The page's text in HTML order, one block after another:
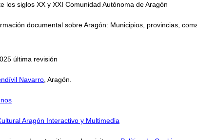
siglos XX y XXI Comunidad Autónoma de Aragón
documental sobre Aragón: Municipios, provincias,
última revisión
Navarro , Aragón.
Aragón Interactivo y Multimedia